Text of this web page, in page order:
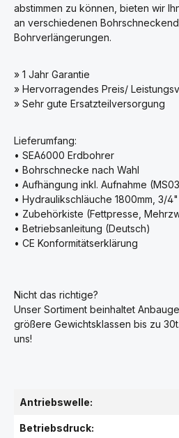
abstimmen zu können, bieten wir
an verschiedenen
Bohrverlängerungen.
» 1 Jahr Garantie
» Hervorragendes Preis/
» Sehr gute Ersatzteilversorgung
Lieferumfang:
• SEA6000 Erdbohrer
• Bohrschnecke nach Wahl
• Aufhängung inkl. Aufnahme
• Hydraulikschläuche 1800mm, 3/
• Zubehörkiste (Fettpresse,
• Betriebsanleitung (Deutsch)
• CE Konformitätserklärung
Nicht das richtige?
Unser Sortiment beinhaltet
größere Gewichtsklassen bis zu
uns!
Antriebswelle:
Betriebsdruck: